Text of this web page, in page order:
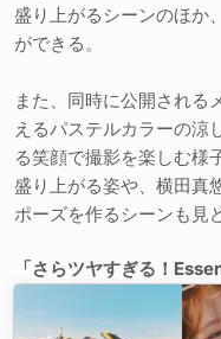
盛り上がるシーンのほか
ができる。
また、同時に公開される
えるパステルカラーの涼
る笑顔で撮影を楽しむ様
盛り上がる姿や、横田真
ポーズを作るシーンも見
「さらツヤすぎる！